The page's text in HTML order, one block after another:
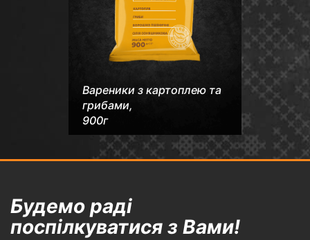
Вареники з картоплею та
грибами,
900г
Будемо раді
поспілкуватися з Вами!